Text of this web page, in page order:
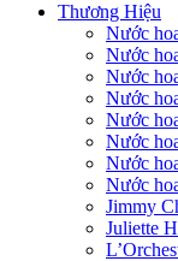
Thương Hiệu
Nước
Nước
Nước
Nước
Nước
Nước
Nước
Nước
Jimmy
Juliette